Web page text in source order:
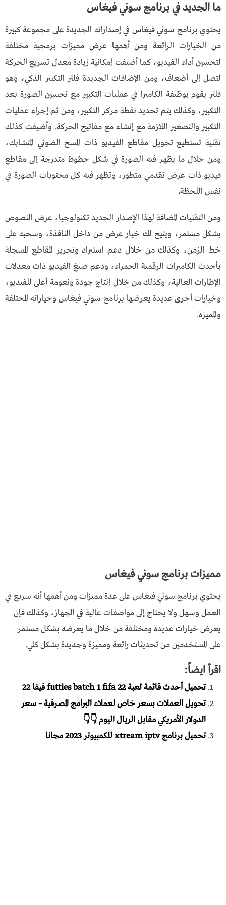
ما الجديد في برنامج سوني فيغاس
يحتوي برنامج سوني فيغاس في إصداراته الجديدة على مجموعة كبيرة
من الخيارات الرائعة ومن أهمها عرض مميزات برمجية مختلفة
لتحسين أداء الفيديو، كما أضيفت إمكانية زيادة معدل تسريع الحركة
لتصل إلى أضعاف، ومن الإضافات الجديدة فلتر التكبير الذكي، وهو
فلتر يقوم بوظيفة الكاميرا في عمليات التكبير مع تحسين الصورة بعد
التكبير، وكذلك يتم تحديد نقطة مركز التكبير، ومن ثم إجراء عمليات
التكبير والتصغير اللازمة مع إنشاء مع مفاتيح الحركة. وأضيفت كذلك
تقنية تستطيع تحويل مقاطع الفيديو ذات المسح الضوئي المتشابك،
ومن خلال ما يظهر فيه الصورة في شكل خطوط متدرجة إلى مقاطع
فيديو ذات عرض تقدمي متطور، وتظهر فيه كل محتويات الصورة في
نفس اللحظة.
ومن التقنيات المضافة لهذا الإصدار الجديد تكنولوجيا، عرض النصوص
بشكل مستمر، ويتيح لك خيار عرض من داخل النافذة، وسحبه على
خط الزمن، وكذلك من خلال دعم استيراد وتحرير المقاطع المسجلة
بأحدث الكاميرات الرقمية الحمراء، ودعم صيغ الفيديو ذات معدلات
الإطارات العالية، وكذلك من خلال إنتاج جودة ونعومة أعلى للفيديو،
وخيارات أخرى عديدة يعرضها برنامج سوني فيغاس وخياراته المختلفة
والمميزة.
مميزات برنامج سوني فيغاس
يحتوي برنامج سوني فيغاس على عدة مميزات ومن أهمها أنه سريع في
العمل وسهل ولا يحتاج إلى مواصفات عالية في الجهاز، وكذلك فإن
يعرض خيارات عديدة ومختلفة من خلال ما يعرضه بشكل مستمر
على المستخدمين من تحديثات رائعة ومميزة وجديدة بشكل كلي.
اقرأ ايضاً:
تحميل أحدث قائمة لعبة futties batch 1 fifa 22 فيفا 22
تحويل العملات بسعر خاص لعملاء البرامج المصرفية – سعر
الدولار الأمريكي مقابل الريال اليوم 👇👇
تحميل برنامج xtream iptv للكمبيوتر 2023 مجانا